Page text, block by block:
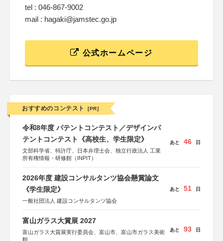
tel : 046-867-9002
mail : hagaki@jamstec.go.jp
公式ホームページ
おすすめのコンテスト [PR]
令和8年度 パテントコンテスト／デザインパ
テントコンテスト《高校生、学生限定》
文部科学省、特許庁、日本弁理士会、独立行政法人 工業
所有権情報・研修館（INPIT）
あと 46 日
2026年度 建設コンサルタンツ協会懸賞論文
《学生限定》
一般社団法人 建設コンサルタンツ協会
あと 51 日
富山ガラス大賞展 2027
富山ガラス大賞展実行委員会、富山市、富山市ガラス美術
館
あと 93 日